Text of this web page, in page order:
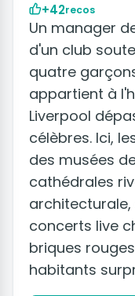
+42recos
Un manager
d'un club
quatre
appartient à
Liverpool
célèbres. Ici,
des musées
cathédrales
concerts live
briques
habitants